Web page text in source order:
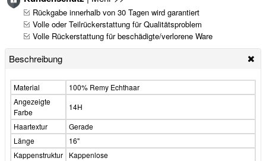
Rückgabe innerhalb von 30 Tagen wird garantiert
Volle oder Teilrückerstattung für Qualitätsproblem
Volle Rückerstattung für beschädigte/verlorene Ware
Beschreibung
Material
100% Remy Echthaar
Angezeigte
Farbe
14H
Haartextur
Gerade
Länge
16"
Kappenstruktur
Kappenlose